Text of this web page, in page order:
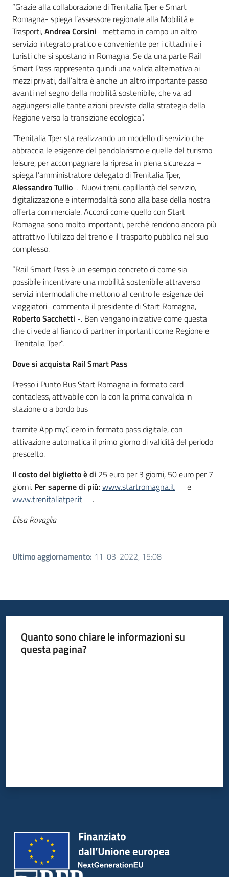
“Grazie alla collaborazione di Trenitalia Tper e Smart
Romagna- spiega l’assessore regionale alla Mobilità e
Trasporti,Andrea Corsini- mettiamo in campo un altro
servizio integrato pratico e conveniente per i cittadini e i
turisti che si spostano in Romagna. Se da una parte Rail
Smart Pass rappresenta quindi una valida alternativa ai
mezzi privati, dall’altra è anche un altro importante passo
avanti nel segno della mobilità sostenibile, che va ad
aggiungersi alle tante azioni previste dalla strategia della
Regione verso la transizione ecologica”.
“Trenitalia Tper sta realizzando un modello di servizio che
abbraccia le esigenze del pendolarismo e quelle del turismo
leisure, per accompagnare la ripresa in piena sicurezza –
spiega l’amministratore delegato di Trenitalia Tper,
Alessandro Tullio-. Nuovi treni, capillarità del servizio,
digitalizzazione e intermodalità sono alla base della nostra
offerta commerciale. Accordi come quello con Start
Romagna sono molto importanti, perché rendono ancora più
attrattivo l’utilizzo del treno e il trasporto pubblico nel suo
complesso.
“Rail Smart Pass è un esempio concreto di come sia
possibile incentivare una mobilità sostenibile attraverso
servizi intermodali che mettono al centro le esigenze dei
viaggiatori- commenta il presidente di Start Romagna,
Roberto Sacchetti -. Ben vengano iniziative come questa
che ci vede al fianco di partner importanti come Regione e
Trenitalia Tper”.
Dove si acquista Rail Smart Pass
Presso i Punto Bus Start Romagna in formato card
contacless, attivabile con la con la prima convalida in
stazione o a bordo bus
tramite App myCicero in formato pass digitale, con
attivazione automatica il primo giorno di validità del periodo
prescelto.
Il costo del biglietto è di 25 euro per 3 giorni, 50 euro per 7
giorni. Per saperne di più:www.startromagna.it
e
www.trenitaliatper.it
.
Elisa Ravaglia
Ultimo aggiornamento: 11-03-2022, 15:08
Quanto sono chiare le informazioni su
questa pagina?